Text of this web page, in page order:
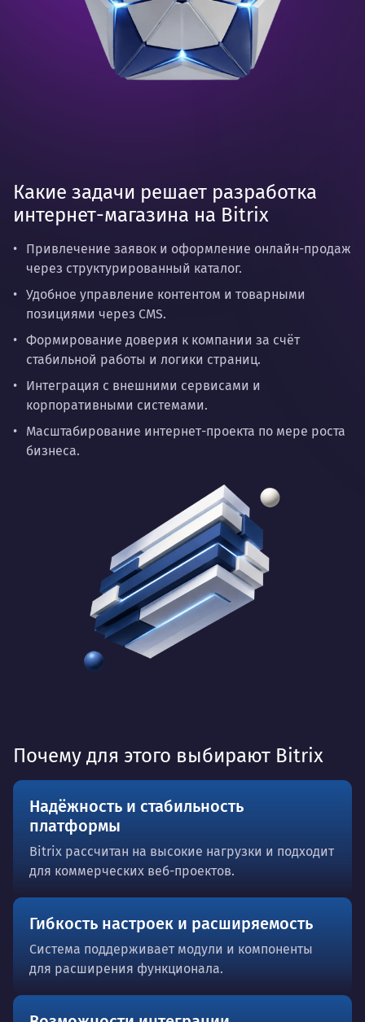
Какие задачи решает разработка
интернет-магазина на Bitrix
Привлечение заявок и оформление онлайн-продаж
через структурированный каталог.
Удобное управление контентом и товарными
позициями через CMS.
Формирование доверия к компании за счёт
стабильной работы и логики страниц.
Интеграция с внешними сервисами и
корпоративными системами.
Масштабирование интернет-проекта по мере роста
бизнеса.
Почему для этого выбирают Bitrix
Надёжность и стабильность
платформы
Bitrix рассчитан на высокие нагрузки и подходит
для коммерческих веб-проектов.
Гибкость настроек и расширяемость
Система поддерживает модули и компоненты
для расширения функционала.